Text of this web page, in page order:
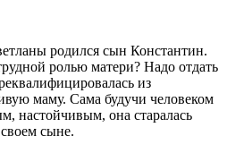
родился сын Константин.
ролью матери? Надо отдать
из
маму. Сама будучи человеком
настойчивым, она старалась
сыне.